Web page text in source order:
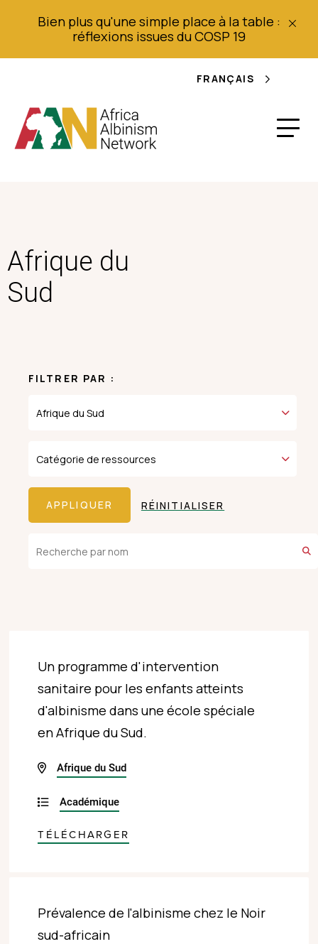
Bien plus qu'une simple place à la table :
réflexions issues du COSP 19
FRANÇAIS
Afrique du
Sud
FILTRER PAR :
RÉINITIALISER
Un programme d'intervention
sanitaire pour les enfants atteints
d'albinisme dans une école spéciale
en Afrique du Sud.
Afrique du Sud
Académique
TÉLÉCHARGER
Prévalence de l'albinisme chez le Noir
sud-africain